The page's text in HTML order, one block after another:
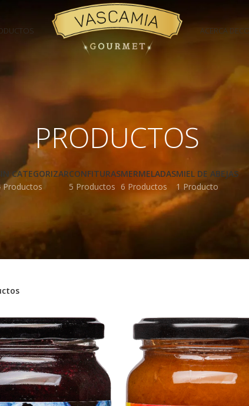
ACERCA DE
PRODUCTOS
CATEGORIZAR
Productos
CONFITURAS
5 Productos
MERMELADAS
6 Productos
MIEL DE ABEJAS
1 Producto